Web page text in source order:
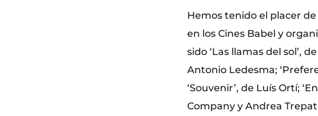
Hemos tenido el placer de
en los Cines Babel y
sido ‘Las llamas del sol’,
Antonio Ledesma;
‘Souvenir’, de Luís Ortí;
Company y Andrea Trepat